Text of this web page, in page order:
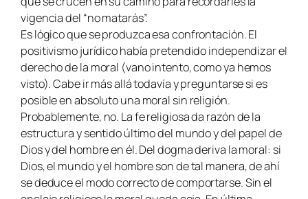
vigencia del “no matarás”.
Es lógico que se produzca esa confrontación. El
positivismo jurídico había pretendido independizar el
derecho de la moral (vano intento, como ya hemos
visto). Cabe ir más allá todavía y preguntarse si es
posible en absoluto una moral sin religión.
Probablemente, no. La fe religiosa da razón de la
estructura y sentido último del mundo y del papel de
Dios y del hombre en él. Del dogma deriva la moral: si
Dios, el mundo y el hombre son de tal manera, de ahí
se deduce el modo correcto de comportarse. Sin el